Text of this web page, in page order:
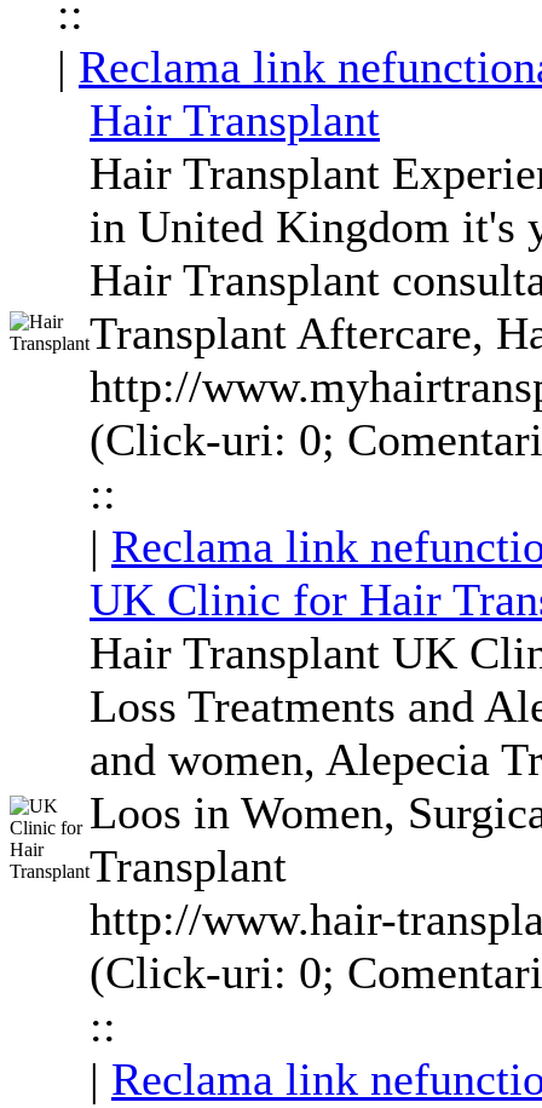
::
| Reclama link
Hair Transplant
Hair Transplant
in United Kingdom it's
Hair Transplant
Transplant Aftercare,
http://
(Click-uri: 0;
::
| Reclama link
UK Clinic for Hair
Hair Transplant UK
Loss Treatments and
and women, Alepecia
Loos in Women,
Transplant
http://www.hair-
(Click-uri: 0;
::
| Reclama link